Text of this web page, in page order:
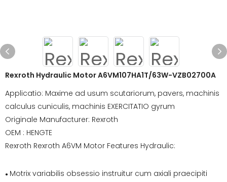
Rexroth Hydraulic Motor A6VM107HA1T/63W-VZB02700A
Applicatio: Maxime ad usum scutariorum, pavers, machinis
calculus cuniculis, machinis EXERCITATIO gyrum
Originale Manufacturer: Rexroth
OEM : HENGTE
Rexroth Rexroth A6VM Motor Features Hydraulic:
● Motrix variabilis obsessio instruitur cum axiali praecipiti